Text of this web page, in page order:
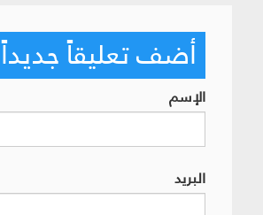
أضف تعليقاً جديداً
الإسم
البريد